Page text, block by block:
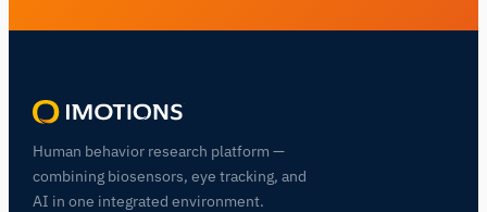
Human behavior research platform —
combining biosensors, eye tracking, and
AI in one integrated environment.